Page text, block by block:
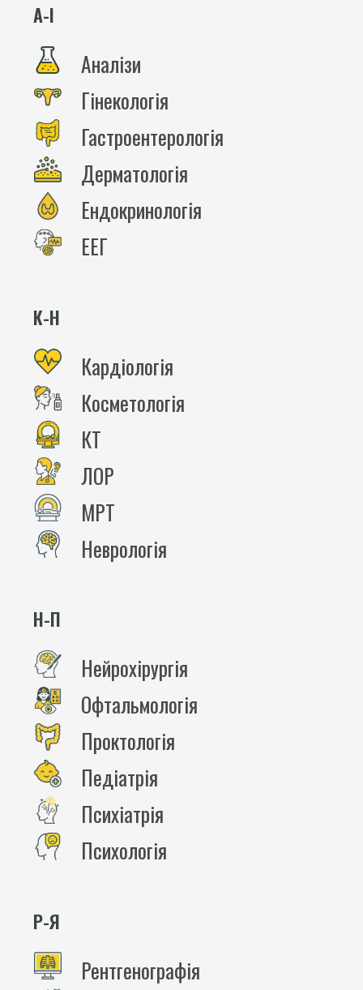
А-І
Аналізи
Гінекологія
Гастроентерологія
Дерматологія
Ендокринологія
ЕЕГ
К-Н
Кардіологія
Косметологія
КТ
ЛОР
МРТ
Неврологія
Н-П
Нейрохірургія
Офтальмологія
Проктологія
Педіатрія
Психіатрія
Психологія
Р-Я
Рентгенографія